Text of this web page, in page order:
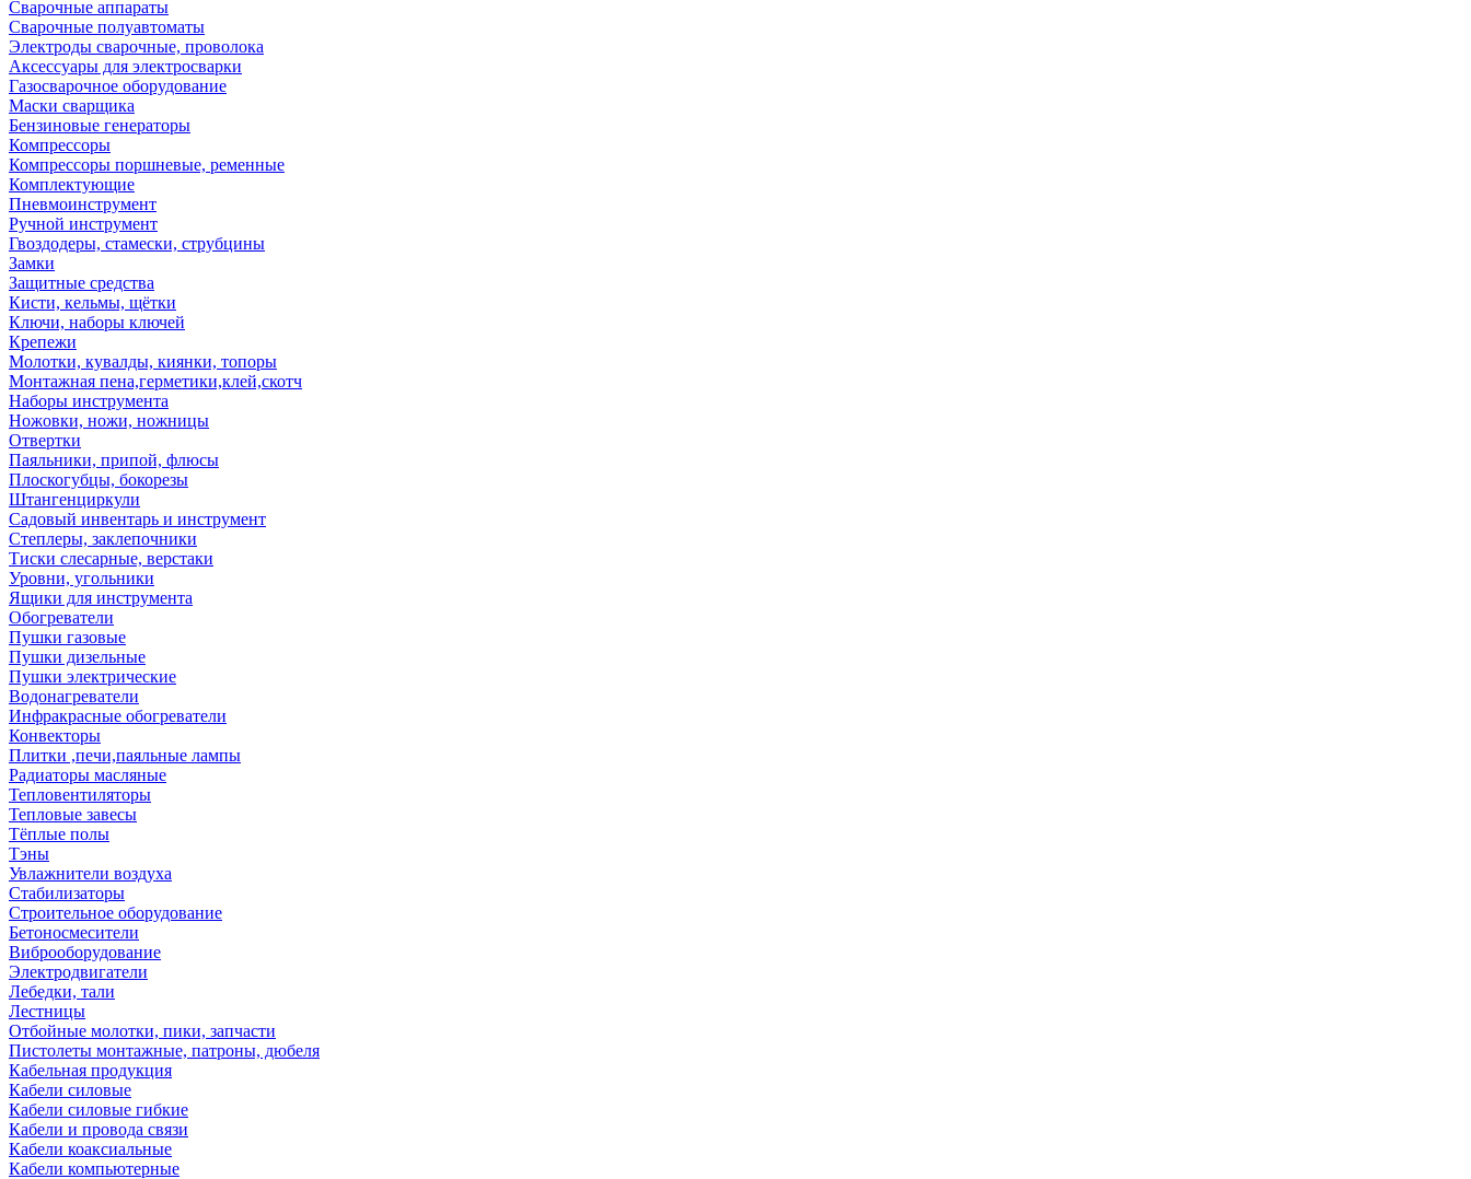
Сварочные аппараты
Сварочные полуавтоматы
Электроды сварочные, проволока
Аксессуары для электросварки
Газосварочное оборудование
Маски сварщика
Бензиновые генераторы
Компрессоры
Компрессоры поршневые, ременные
Комплектующие
Пневмоинструмент
Ручной инструмент
Гвоздодеры, стамески, струбцины
Замки
Защитные средства
Кисти, кельмы, щётки
Ключи, наборы ключей
Крепежи
Молотки, кувалды, киянки, топоры
Монтажная пена,герметики,клей,скотч
Наборы инструмента
Ножовки, ножи, ножницы
Отвертки
Паяльники, припой, флюсы
Плоскогубцы, бокорезы
Штангенциркули
Садовый инвентарь и инструмент
Степлеры, заклепочники
Тиски слесарные, верстаки
Уровни, угольники
Ящики для инструмента
Обогреватели
Пушки газовые
Пушки дизельные
Пушки электрические
Водонагреватели
Инфракрасные обогреватели
Конвекторы
Плитки ,печи,паяльные лампы
Радиаторы масляные
Тепловентиляторы
Тепловые завесы
Тёплые полы
Тэны
Увлажнители воздуха
Стабилизаторы
Строительное оборудование
Бетоносмесители
Виброоборудование
Электродвигатели
Лебедки, тали
Лестницы
Отбойные молотки, пики, запчасти
Пистолеты монтажные, патроны, дюбеля
Кабельная продукция
Кабели силовые
Кабели силовые гибкие
Кабели и провода связи
Кабели коаксиальные
Кабели компьютерные